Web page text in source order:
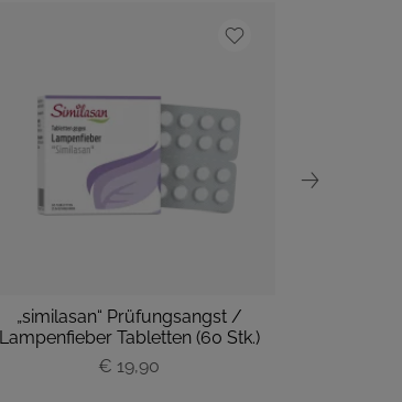
„similasan“ Prüfungsangst /
Lampenfieber Tabletten (60 Stk.)
€ 19,90